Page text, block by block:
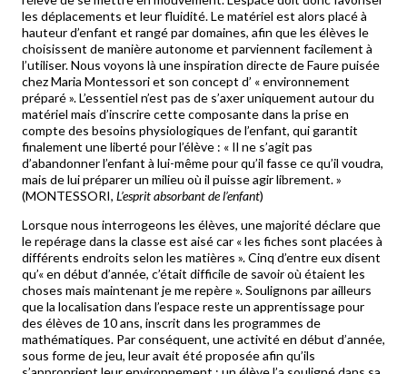
les déplacements et leur fluidité. Le matériel est alors placé à
hauteur d’enfant et rangé par domaines, afin que les élèves le
choisissent de manière autonome et parviennent facilement à
l’utiliser. Nous voyons là une inspiration directe de Faure puisée
chez Maria Montessori et son concept d’ « environnement
préparé ». L’essentiel n’est pas de s’axer uniquement autour du
matériel mais d’inscrire cette composante dans la prise en
compte des besoins physiologiques de l’enfant, qui garantit
finalement une liberté pour l’élève : « Il ne s’agit pas
d’abandonner l’enfant à lui-même pour qu’il fasse ce qu’il voudra,
mais de lui préparer un milieu où il puisse agir librement. »
(MONTESSORI, L’esprit absorbant de l’enfant)
Lorsque nous interrogeons les élèves, une majorité déclare que
le repérage dans la classe est aisé car « les fiches sont placées à
différents endroits selon les matières ». Cinq d’entre eux disent
qu’« en début d’année, c’était difficile de savoir où étaient les
choses mais maintenant je me repère ». Soulignons par ailleurs
que la localisation dans l’espace reste un apprentissage pour
des élèves de 10 ans, inscrit dans les programmes de
mathématiques. Par conséquent, une activité en début d’année,
sous forme de jeu, leur avait été proposée afin qu’ils